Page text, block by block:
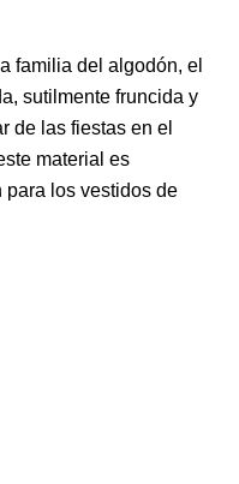
familia del algodón, el
sutilmente fruncida y
de las fiestas en el
material es
los vestidos de